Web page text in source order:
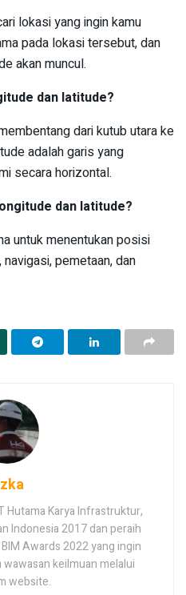
lokasi yang ingin kamu
pada lokasi tersebut, dan
akan muncul.
dan latitude?
dari kutub utara ke
adalah garis yang
secara horizontal.
dan latitude?
untuk menentukan posisi
pemetaan, dan
Hutama Karya Infrastruktur,
Indonesia 2017 dan peraih
Awards 2022 yang ingin
keilmuan melalui
website.